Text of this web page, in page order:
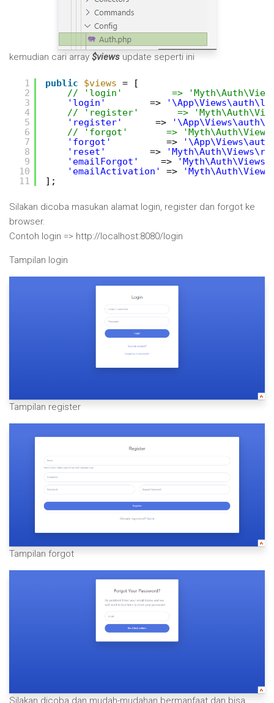
kemudian cari array $views update seperti ini
1
2
3
4
5
6
7
8
9
10
11
public $views = [
// 'login'         =>
'login'
=>
// 'register'       =>
'register'
=>
// 'forgot'       =>
'forgot'
=>
'reset'
=>
'emailForgot'
=>
'emailActivation'
=>
];
Silakan dicoba masukan alamat login, register dan forgot ke
browser.
Contoh login => http://localhost:8080/login
Tampilan login
Tampilan register
Tampilan forgot
Silakan dicoba dan mudah-mudahan bermanfaat dan bisa